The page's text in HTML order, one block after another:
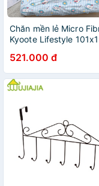
Chăn mền lẻ Micro
Kyoote Lifestyle
521.000 đ